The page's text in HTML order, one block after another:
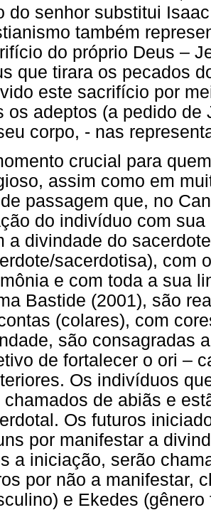
do senhor substitui
também
do próprio Deus –
que tirara os pecados
este sacrifício por
os adeptos (a pedido
corpo, - nas
crucial para
assim como em
passagem que, no
do indivíduo com
a divindade do
sacerdotisa), com
e com toda a sua
Bastide (2001), são
(colares), com
são consagradas
de fortalecer o ori –
Os indivíduos
chamados de abiãs e
Os futuros
por manifestar a
a iniciação, serão
por não a manifestar,
e Ekedes (gênero